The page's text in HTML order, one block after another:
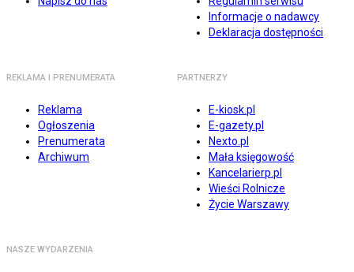
Informacje o nadawcy
Deklaracja dostępności
REKLAMA I PRENUMERATA
Reklama
Ogłoszenia
Prenumerata
Archiwum
PARTNERZY
E-kiosk.pl
E-gazety.pl
Nexto.pl
Mała księgowość
Kancelarierp.pl
Wieści Rolnicze
Życie Warszawy
NASZE WYDARZENIA